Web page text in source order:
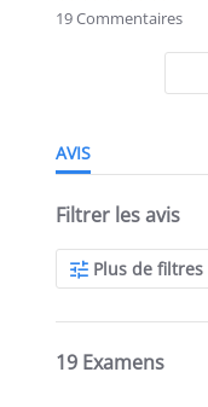
19 Commentaires
AVIS
Filtrer les avis
Plus de filtres
19 Examens